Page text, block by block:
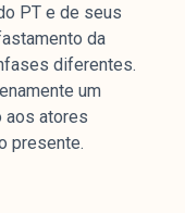
PT e de seus
da
diferentes.
um
aos atores
presente.